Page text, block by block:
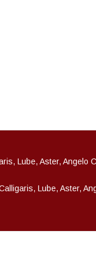
Lube, Aster, Angelo
Lube, Aster,